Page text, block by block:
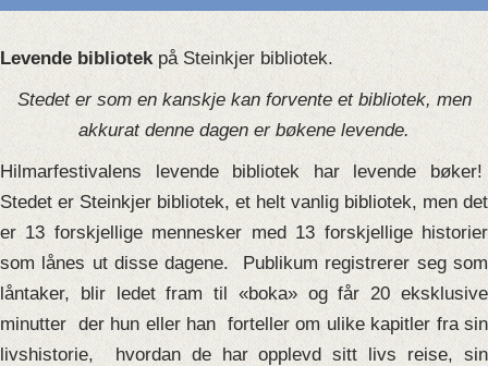
Levende bibliotekpå Steinkjer bibliotek.
Stedet er som en kanskje kan forvente et bibliotek, men
akkurat denne dagen er bøkene levende.
Hilmarfestivalens levende bibliotek har levende bøker!
Stedet er Steinkjer bibliotek, et helt vanlig bibliotek, men det
er 13 forskjellige mennesker med 13 forskjellige historier
som lånes ut disse dagene. Publikum registrerer seg som
låntaker, blir ledet fram til «boka» og får 20 eksklusive
minutter der hun eller han forteller om ulike kapitler fra sin
livshistorie, hvordan de har opplevd sitt livs reise, sin